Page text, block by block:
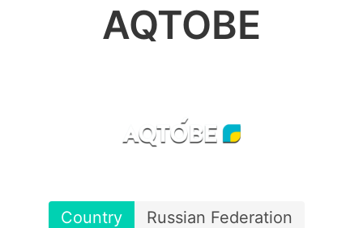
AQTOBE
Country Russian Federation